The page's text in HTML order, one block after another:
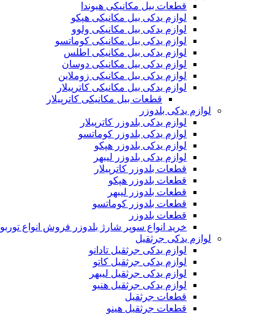
قطعات بیل مکانیکی هیوندا
لوازم یدکی بیل مکانیکی هپکو
لوازم یدکی بیل مکانیکی ولوو
لوازم یدکی بیل مکانیکی کوماتسو
لوازم یدکی بیل مکانیکی اطلس
لوازم یدکی بیل مکانیکی دوسان
لوازم یدکی بیل مکانیکی زوملاین
لوازم یدکی بیل مکانیکی کاترپیلار
قطعات بیل مکانیکی کاترپیلار
لوازم یدکی بلدوزر
لوازم یدکی بلدوزر کاترپیلار
لوازم یدکی بلدوزر کوماتسو
لوازم یدکی بلدوزر هپکو
لوازم یدکی بلدوزر لیبهر
قطعات بلدوزر کاترپیلار
قطعات بلدوزر هپکو
قطعات بلدوزر لیبهر
قطعات بلدوزر کوماتسو
قطعات بلدوزر
خرید انواع سوپر شارژ بلدوزر فروش انواع توربو
لوازم یدکی جرثقیل
لوازم یدکی جرثقیل تادانو
لوازم یدکی جرثقیل کاتو
لوازم یدکی جرثقیل لیبهر
لوازم یدکی جرثقیل هنیو
قطعات جرثقیل
قطعات جرثقیل هینو